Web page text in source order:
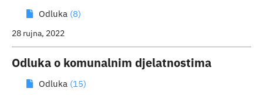
Odluka (8)
28 rujna, 2022
Odluka o komunalnim djelatnostima
Odluka (15)